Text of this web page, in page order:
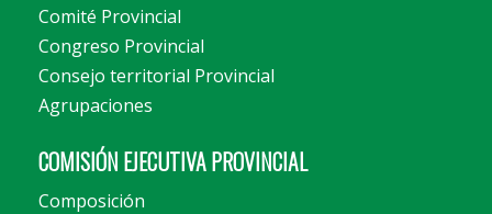
Comité Provincial
Congreso Provincial
Consejo territorial Provincial
Agrupaciones
COMISIÓN EJECUTIVA PROVINCIAL
Composición